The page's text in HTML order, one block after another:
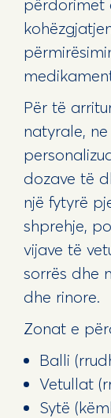
përdorimet
Për të
natyrale,
dozave të
një fytyrë
shprehje,
vijave të
sorrës dhe
dhe rinore.
Zonat e
Balli
Vetullat
Sytë